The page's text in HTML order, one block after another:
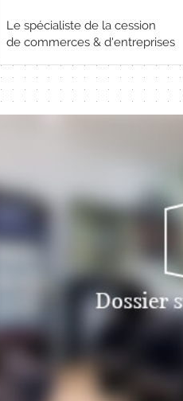
Le spécialiste de la cession
de commerces & d'entreprises